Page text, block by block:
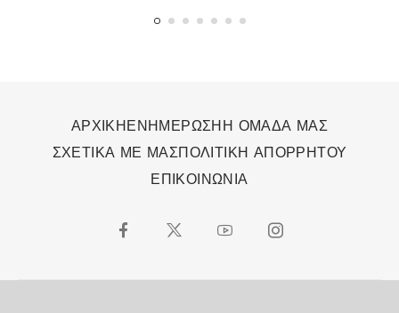
ΑΡΧΙΚΗΕΝΗΜΕΡΩΣΗΗ ΟΜΑΔΑ ΜΑΣ
ΣΧΕΤΙΚΑ ΜΕ ΜΑΣΠΟΛΙΤΙΚΗ ΑΠΟΡΡΗΤΟΥ
ΕΠΙΚΟΙΝΩΝΙΑ